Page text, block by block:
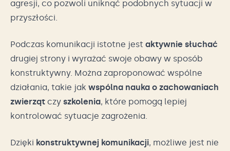
agresji, co pozwoli uniknąć podobnych sytuacji w
przyszłości.
Podczas komunikacji istotne jest aktywnie słuchać
drugiej strony i wyrażać swoje obawy w sposób
konstruktywny. Można zaproponować wspólne
działania, takie jak wspólna nauka o zachowaniach
zwierząt czy szkolenia, które pomogą lepiej
kontrolować sytuacje zagrożenia.
Dzięki konstruktywnej komunikacji, możliwe jest nie